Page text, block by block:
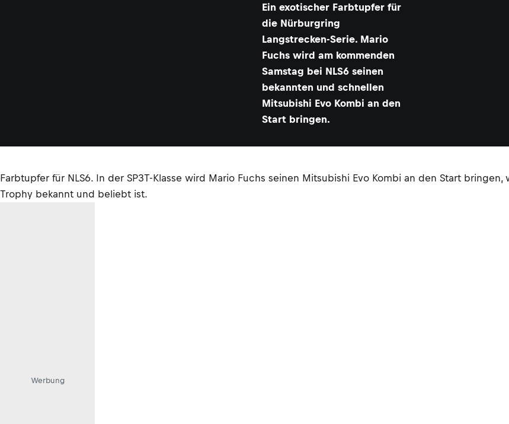
Ein exotischer Farbtupfer für
die Nürburgring
Langstrecken-Serie. Mario
Fuchs wird am kommenden
Samstag bei NLS6 seinen
bekannten und schnellen
Mitsubishi Evo Kombi an den
Start bringen.
Farbtupfer für NLS6. In der SP3T-Klasse wird Mario Fuchs seinen Mitsubishi Evo Kombi an den Start
Trophy bekannt und beliebt ist.
Werbung